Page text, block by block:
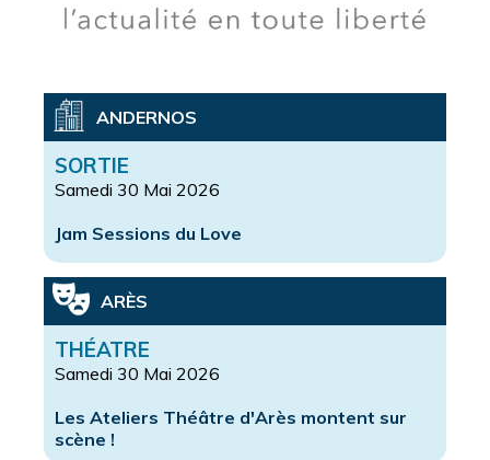
ANDERNOS
SORTIE
Samedi 30 Mai 2026
Jam Sessions du Love
ARÈS
THÉATRE
Samedi 30 Mai 2026
Les Ateliers Théâtre d'Arès montent sur
scène !